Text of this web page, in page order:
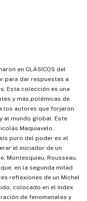
en CLÁSICOS del
para dar respuestas a
Esta colección es una
y más polémicas de
los autores que forjaron
al mundo global. Este
Maquiavelo.
puro del poder es el
el iniciador de un
Montesquieu, Rousseau,
en la segunda mitad
reflexiones de un Michel
colocado en el índex
de fenomenales y